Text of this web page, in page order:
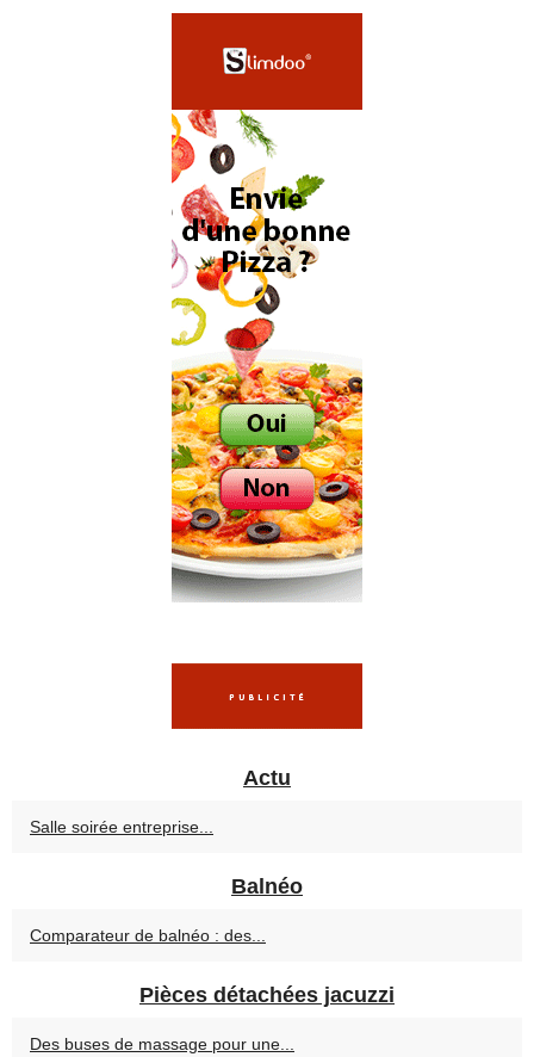
Actu
Salle soirée entreprise...
Balnéo
Comparateur de balnéo : des...
Pièces détachées jacuzzi
Des buses de massage pour une...